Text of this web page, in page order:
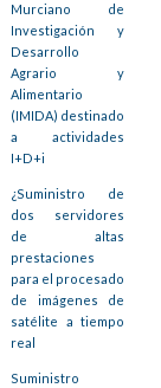
Murciano de
Investigación y
Desarrollo
Agrario y
Alimentario
(IMIDA) destinado
a actividades
I+D+i
¿Suministro de
dos servidores
de altas
prestaciones
para el procesado
de imágenes de
satélite a tiempo
real
Suministro